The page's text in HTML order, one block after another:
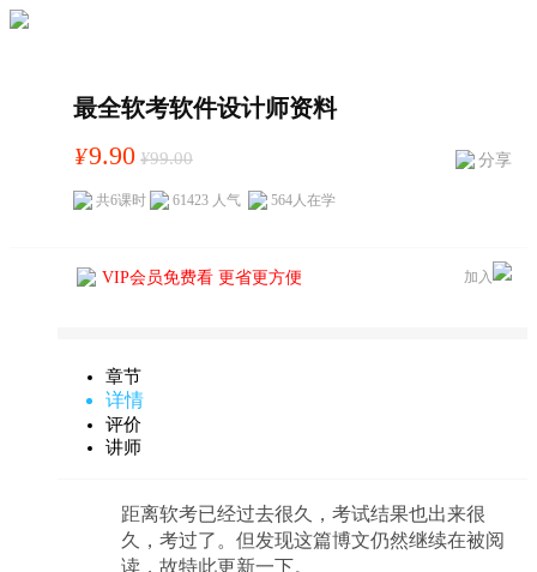
最全软考软件设计师资料
分享
¥9.90 ¥99.00
共6课时 61423 人气 564 人在学
加入
VIP会员免费看 更省更方便
章节
详情
评价
讲师
距离软考已经过去很久，考试结果也出来很
久，考过了。但发现这篇博文仍然继续在被阅
读，故特此更新一下。